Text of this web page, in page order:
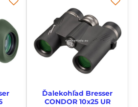
Ďalekohľad Bresser
CONDOR 10x25 UR